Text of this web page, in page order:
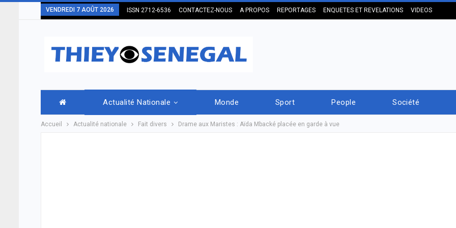
VENDREDI 7 AOÛT 2026 ISSN 2712-6536 CONTACTEZ-NOUS A PROPOS REPORTAGES ENQUETES ET REVELATIONS VIDEOS
Actualité Nationale Monde Sport People Société
Accueil Actualité nationale Fait divers Drame aux Maristes : Aïda Mbacké placée en garde à vue